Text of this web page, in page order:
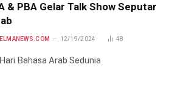
& PBA Gelar Talk Show Seputar
12/19/2024 48
Bahasa Arab Sedunia